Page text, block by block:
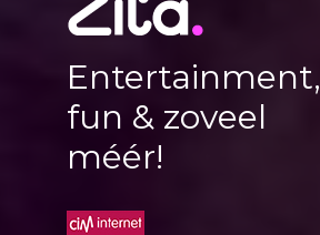
Entertainment,
fun & zoveel
méér!